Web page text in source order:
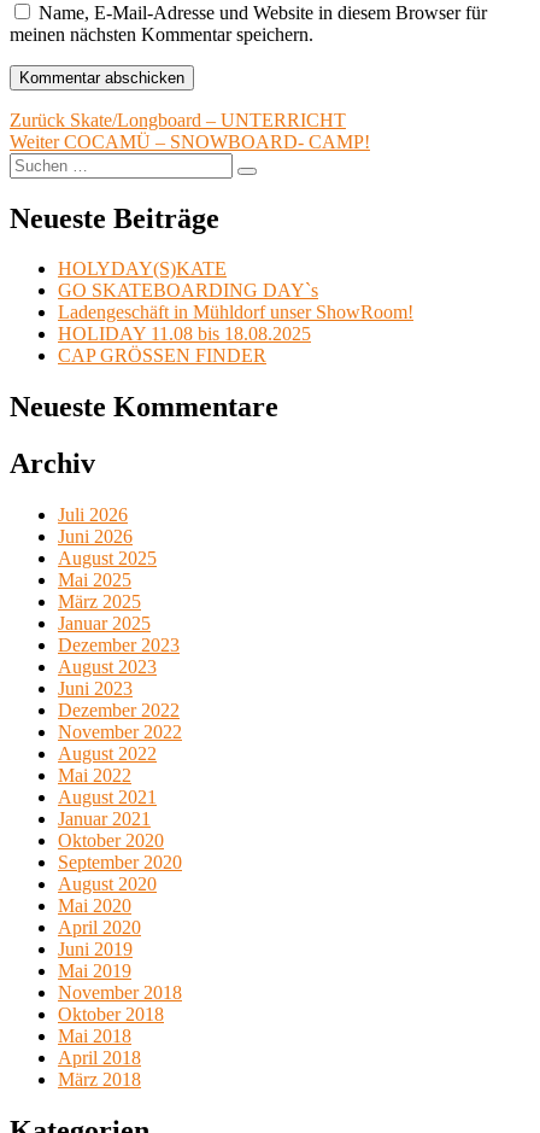
Name, E-Mail-Adresse und Website in diesem Browser für
meinen nächsten Kommentar speichern.
Beitragsnavigation
Zurück Vorheriger
Beitrag:
Skate/Longboard – UNTERRICHT
Weiter Nächster
Beitrag:
COCAMÜ – SNOWBOARD- CAMP!
Suche
nach:
Suchen
Neueste Beiträge
HOLYDAY(S)KATE
GO SKATEBOARDING DAY`s
Ladengeschäft in Mühldorf unser ShowRoom!
HOLIDAY 11.08 bis 18.08.2025
CAP GRÖSSEN FINDER
Neueste Kommentare
Archiv
Juli 2026
Juni 2026
August 2025
Mai 2025
März 2025
Januar 2025
Dezember 2023
August 2023
Juni 2023
Dezember 2022
November 2022
August 2022
Mai 2022
August 2021
Januar 2021
Oktober 2020
September 2020
August 2020
Mai 2020
April 2020
Juni 2019
Mai 2019
November 2018
Oktober 2018
Mai 2018
April 2018
März 2018